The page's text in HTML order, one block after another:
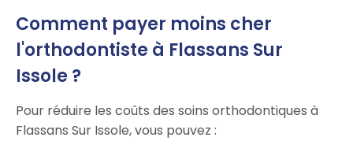
Comment payer moins cher
l'orthodontiste à Flassans Sur
Issole ?
Pour réduire les coûts des soins orthodontiques à
Flassans Sur Issole, vous pouvez :